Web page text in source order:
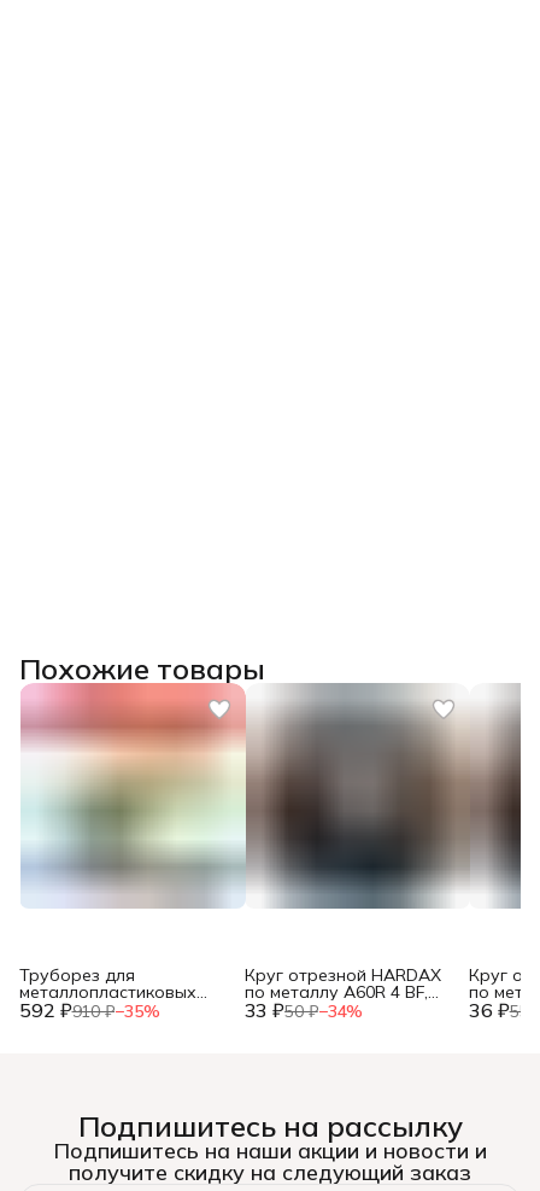
Похожие товары
592 ₽910 ₽−35%
Труборез для
металлопластиковых
труб, до 42мм, (шт.) 33 ₽50 ₽−34%
Круг отрезной HARDAX
по металлу A60R 4 BF,
125 х 1,2 х 22 мм, (шт.) 36 ₽55
Круг
по
125 х
Подпишитесь на рассылку
Подпишитесь на наши акции и новости и
получите скидку на следующий заказ